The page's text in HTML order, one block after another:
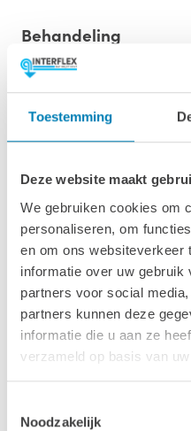
Toestemming
Deze website maakt
We gebruiken cookies om
personaliseren, om
en om ons websiteverkeer
informatie over uw gebruik
partners voor social
partners kunnen deze
informatie die u aan ze
verzameld op basis van
Noodzakelijk
Behandeling
Onze buitensauna’s zijn
afwerkingsniveaus;
met standaard twee lagen
een langere levensduur en
Opties
Dakbedekking